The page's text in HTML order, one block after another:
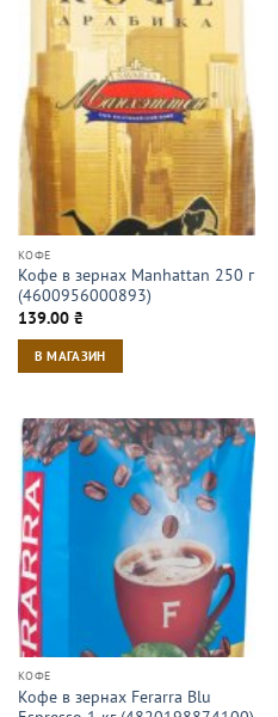
КОФЕ
Кофе в зернах Manhattan 250 г
(4600956000893)
139.00 ₴
В МАГАЗИН
КОФЕ
Кофе в зернах Ferarra Blu